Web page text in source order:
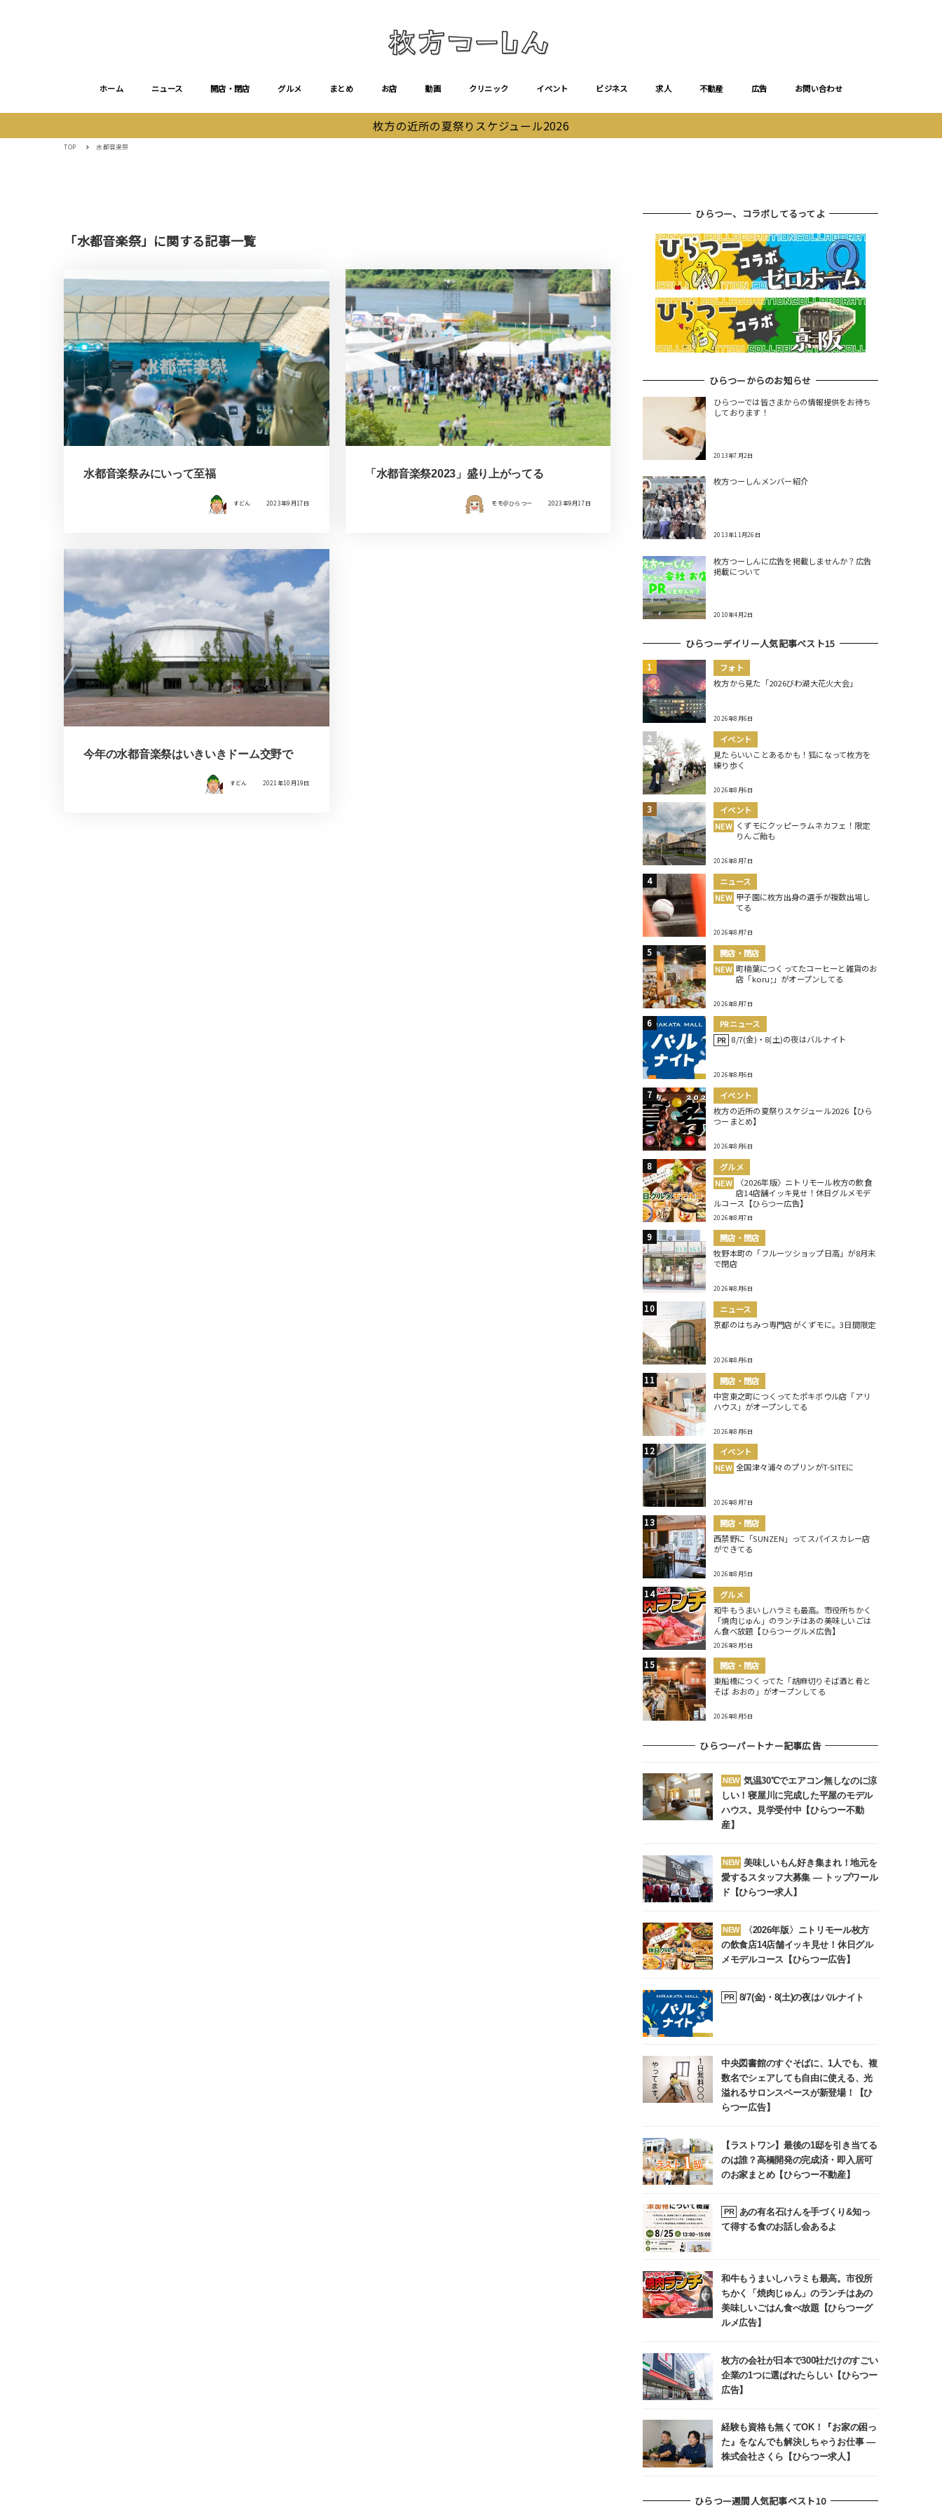
ホーム ニュース 開店・閉店 グルメ まとめ お店 動画 クリニック イベント ビジネス 求人 不動産 広告 お問い合わせ
枚方の近所の夏祭りスケジュール2026
TOP 水都音楽祭
「水都音楽祭」に関する記事一覧
水都音楽祭みにいって至福
すどん 2023年9月17日
「水都音楽祭2023」盛り上がってる
モモ＠ひらつー 2023年9月17日
今年の水都音楽祭はいきいきドーム交野で
すどん 2021年10月19日
ひらつー、コラボしてるってよ
ひらつーからのお知らせ
ひらつーでは皆さまからの情報提供をお待ち
しております！
2013年7月2日
枚方つーしんメンバー紹介
2013年11月26日
枚方つーしんに広告を掲載しませんか？広告
掲載について
2010年4月2日
ひらつーデイリー人気記事ベスト15
フォト
枚方から見た「2026びわ湖大花火大会」
2026年8月6日
イベント
見たらいいことあるかも！狐になって枚方を
練り歩く
2026年8月6日
イベント
NEW くずモにクッピーラムネカフェ！限定
りんご飴も
2026年8月7日
ニュース
NEW 甲子園に枚方出身の選手が複数出場し
てる
2026年8月7日
開店・閉店
NEW 町楠葉につくってたコーヒーと雑貨のお
店「koru;」がオープンしてる
2026年8月7日
PRニュース
PR 8/7(金)・8(土)の夜はバルナイト
2026年8月6日
イベント
枚方の近所の夏祭りスケジュール2026【ひら
つーまとめ】
2026年8月6日
グルメ
NEW
〈2026年版〉ニトリモール枚方の飲食
店14店舗イッキ見せ！休日グルメモデ
ルコース【ひらつー広告】
2026年8月7日
開店・閉店
牧野本町の「フルーツショップ日高」が8月末
で閉店
2026年8月6日
ニュース
京都のはちみつ専門店がくずモに。3日間限定
2026年8月6日
開店・閉店
中宮東之町につくってたポキボウル店「アリ
ハウス」がオープンしてる
2026年8月6日
イベント
NEW 全国津々浦々のプリンがT-SITEに
2026年8月7日
開店・閉店
西禁野に「SUNZEN」ってスパイスカレー店
ができてる
2026年8月5日
グルメ
和牛もうまいしハラミも最高。市役所ちかく
「焼肉じゅん」のランチはあの美味しいごは
ん食べ放題【ひらつーグルメ広告】
2026年8月5日
開店・閉店
東船橋につくってた「胡麻切りそば酒と肴と
そば おおの」がオープンしてる
2026年8月5日
ひらつーパートナー記事広告
NEW 気温30℃でエアコン無しなのに涼
しい！寝屋川に完成した平屋のモデル
ハウス。見学受付中【ひらつー不動
産】
NEW 美味しいもん好き集まれ！地元を
愛するスタッフ大募集 ― トップワール
ド【ひらつー求人】
NEW
〈2026年版〉ニトリモール枚方
の飲食店14店舗イッキ見せ！休日グル
メモデルコース【ひらつー広告】
PR 8/7(金)・8(土)の夜はバルナイト
中央図書館のすぐそばに、1人でも、複
数名でシェアしても自由に使える、光
溢れるサロンスペースが新登場！【ひ
らつー広告】
【ラストワン】最後の1邸を引き当てる
のは誰？高橋開発の完成済・即入居可
のお家まとめ【ひらつー不動産】
PR
あの有名石けんを手づくり&知っ
て得する食のお話し会あるよ
和牛もうまいしハラミも最高。市役所
ちかく「焼肉じゅん」のランチはあの
美味しいごはん食べ放題【ひらつーグ
ルメ広告】
枚方の会社が日本で300社だけのすごい
企業の1つに選ばれたらしい【ひらつー
広告】
経験も資格も無くてOK！『お家の困っ
た』をなんでも解決しちゃうお仕事 ―
株式会社さくら【ひらつー求人】
ひらつー週間人気記事ベスト10